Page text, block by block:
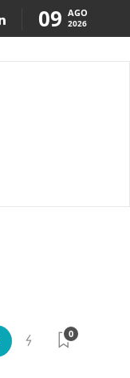
09 AGO
2026
0